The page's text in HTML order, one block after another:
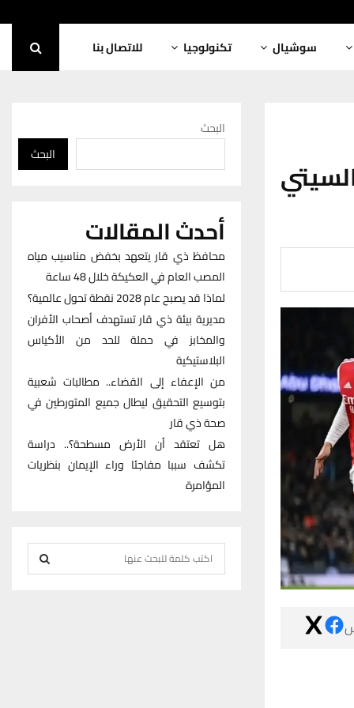
سوشيال تكنولوجيا للاتصال بنا
البحث
البحث
أحدث المقالات
محافظ ذي قار يتعهد بخفض مناسيب مياه
المصب العام في العكيكة خلال 48 ساعة
لماذا قد يصبح عام 2028 نقطة تحول عالمية؟
مديرية بيئة ذي قار تستهدف أصحاب الأفران
والمخابز في حملة للحد من الأكياس
البلاستيكية
من الإعفاء إلى القضاء.. مطالبات شعبية
بتوسيع التحقيق ليطال جميع المتورطين في
صحة ذي قار
هل تعتقد أن الأرض مسطحة؟.. دراسة
تكشف سببا مفاجئا وراء الإيمان بنظريات
المؤامرة
e